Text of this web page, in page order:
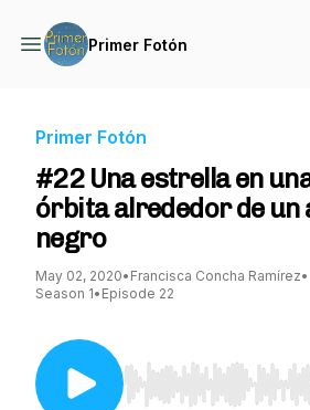
Primer Fotón
Primer Fotón
#22 Una estrella en
órbita alrededor de un
negro
May 02, 2020• Francisca Concha Ramírez•
Season 1• Episode 22
Use Left/Right to